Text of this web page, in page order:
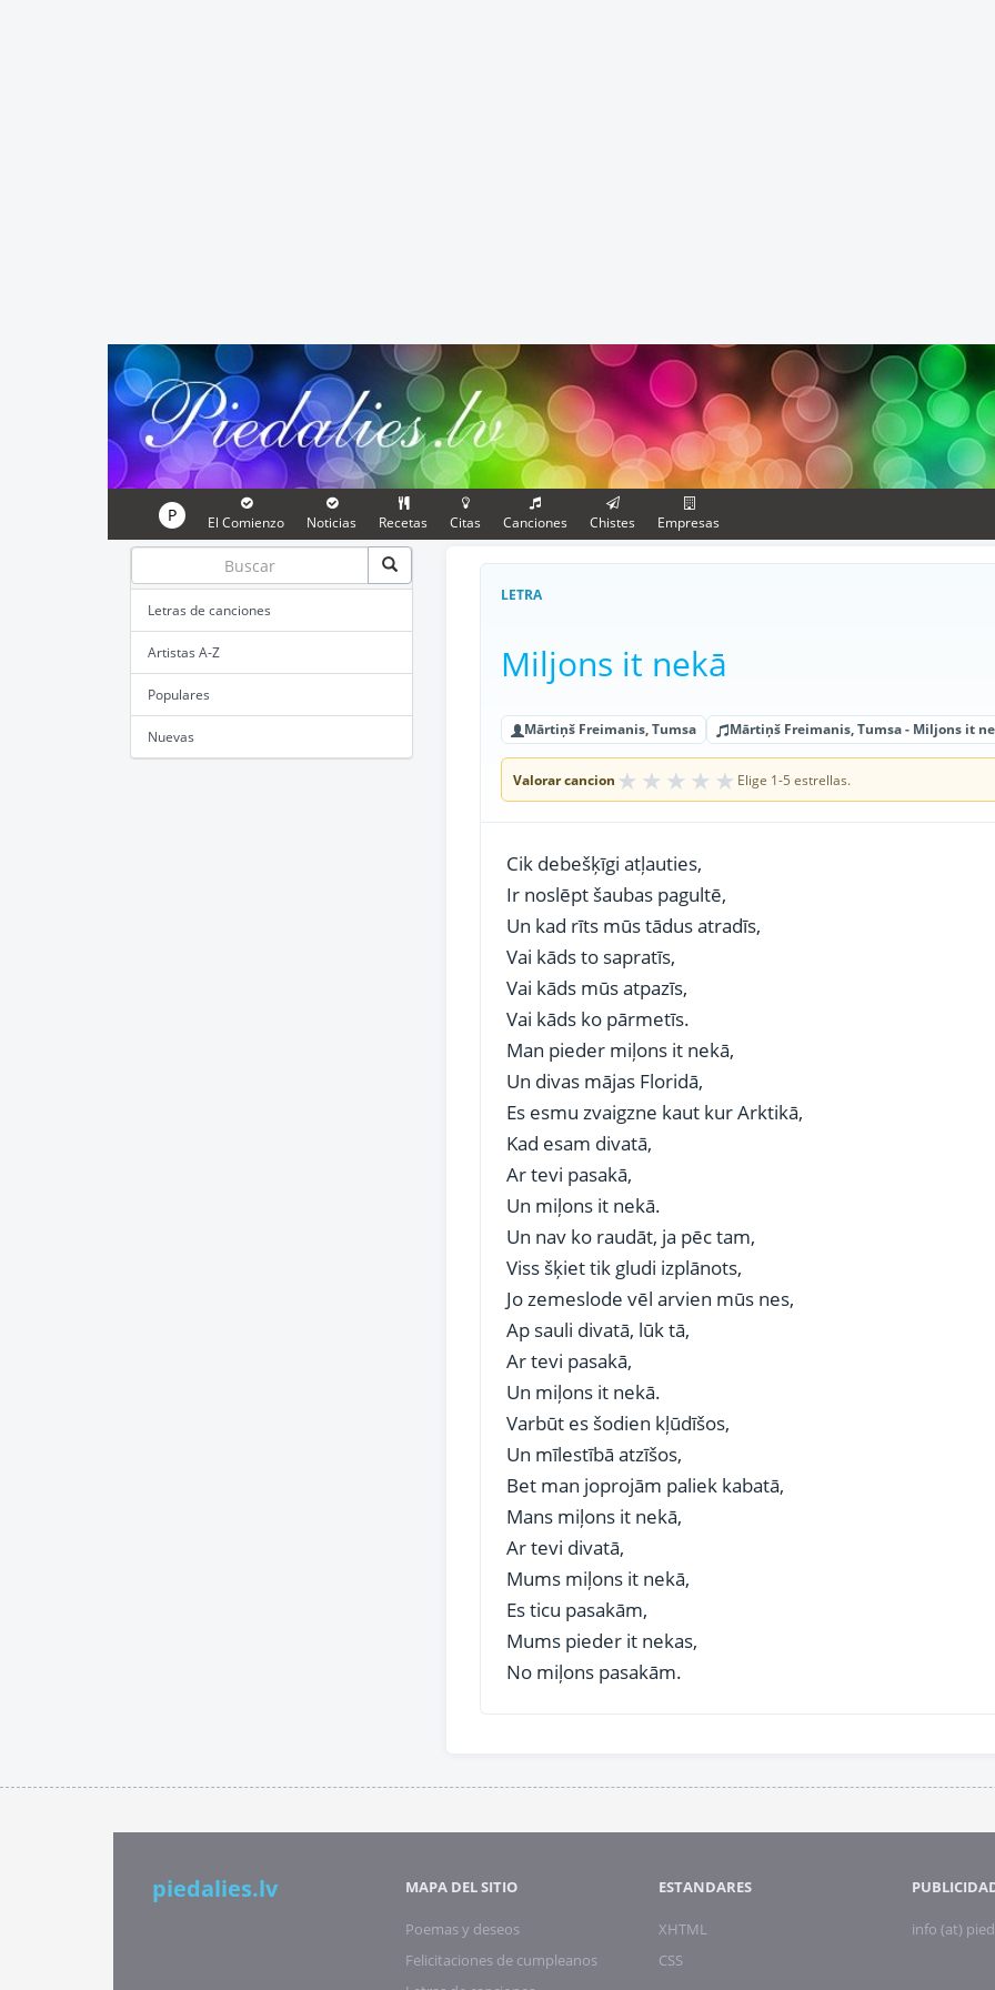
P El Comienzo Noticias Recetas Citas Canciones Chistes Empresas
Letras de canciones
Artistas A-Z
Populares
Nuevas
LETRA
Miljons it nekā
Mārtiņš Freimanis, Tumsa Mārtiņš Freimanis, Tumsa - Miljons it
Valorar cancion ★ ★ ★ ★ ★ Elige 1-5 estrellas.
Cik debešķīgi atļauties,
Ir noslēpt šaubas pagultē,
Un kad rīts mūs tādus atradīs,
Vai kāds to sapratīs,
Vai kāds mūs atpazīs,
Vai kāds ko pārmetīs.
Man pieder miļons it nekā,
Un divas mājas Floridā,
Es esmu zvaigzne kaut kur Arktikā,
Kad esam divatā,
Ar tevi pasakā,
Un miļons it nekā.
Un nav ko raudāt, ja pēc tam,
Viss šķiet tik gludi izplānots,
Jo zemeslode vēl arvien mūs nes,
Ap sauli divatā, lūk tā,
Ar tevi pasakā,
Un miļons it nekā.
Varbūt es šodien kļūdīšos,
Un mīlestībā atzīšos,
Bet man joprojām paliek kabatā,
Mans miļons it nekā,
Ar tevi divatā,
Mums miļons it nekā,
Es ticu pasakām,
Mums pieder it nekas,
No miļons pasakām.
piedalies.lv MAPA DEL SITIO
Poemas y deseos
Felicitaciones de cumpleanos
ESTANDARES
XHTML
CSS
info (at)